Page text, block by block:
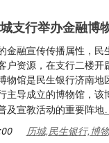
支行举办金融博
金融宣传传播属性，
户资源，在支行二楼开
物馆是民生银行济南
主导成立的博物馆，
及宣教活动的重要阵地
历城,民生银行,博